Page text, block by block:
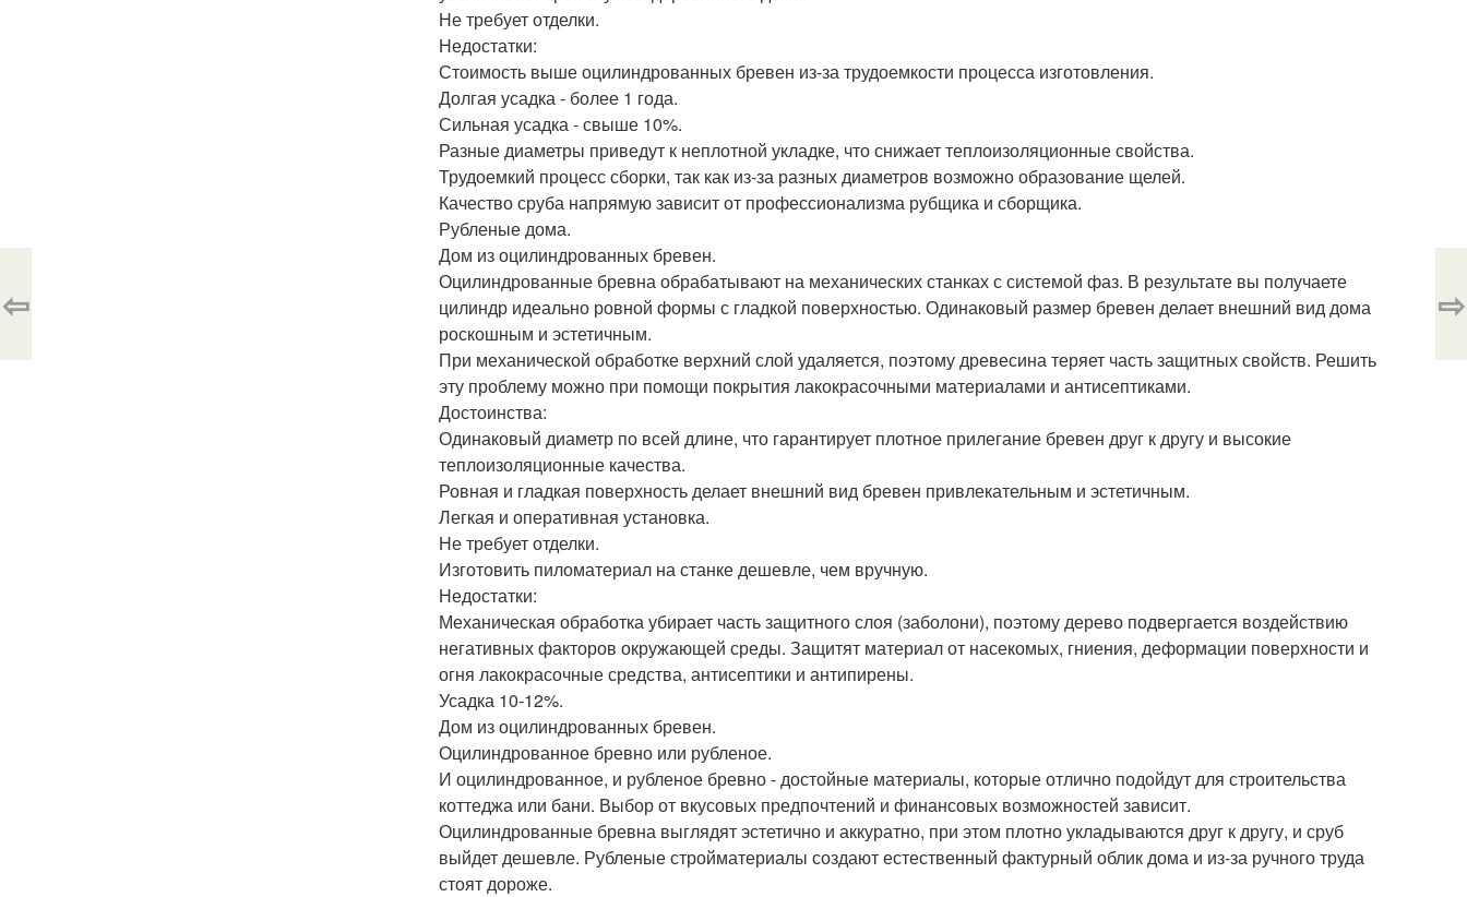
Не требует отделки.
Недостатки:
Стоимость выше оцилиндрованных бревен из-за трудоемкости процесса изготовления.
Долгая усадка - более 1 года.
Сильная усадка - свыше 10%.
Разные диаметры приведут к неплотной укладке, что снижает теплоизоляционные свойства.
Трудоемкий процесс сборки, так как из-за разных диаметров возможно образование щелей.
Качество сруба напрямую зависит от профессионализма рубщика и сборщика.
Рубленые дома.
Дом из оцилиндрованных бревен.
Оцилиндрованные бревна обрабатывают на механических станках с системой фаз. В результате вы получаете
цилиндр идеально ровной формы с гладкой поверхностью. Одинаковый размер бревен делает внешний вид дома
роскошным и эстетичным.
При механической обработке верхний слой удаляется, поэтому древесина теряет часть защитных свойств. Решить
эту проблему можно при помощи покрытия лакокрасочными материалами и антисептиками.
Достоинства:
Одинаковый диаметр по всей длине, что гарантирует плотное прилегание бревен друг к другу и высокие
теплоизоляционные качества.
Ровная и гладкая поверхность делает внешний вид бревен привлекательным и эстетичным.
Легкая и оперативная установка.
Не требует отделки.
Изготовить пиломатериал на станке дешевле, чем вручную.
Недостатки:
Механическая обработка убирает часть защитного слоя (заболони), поэтому дерево подвергается воздействию
негативных факторов окружающей среды. Защитят материал от насекомых, гниения, деформации поверхности и
огня лакокрасочные средства, антисептики и антипирены.
Усадка 10-12%.
Дом из оцилиндрованных бревен.
Оцилиндрованное бревно или рубленое.
И оцилиндрованное, и рубленое бревно - достойные материалы, которые отлично подойдут для строительства
коттеджа или бани. Выбор от вкусовых предпочтений и финансовых возможностей зависит.
Оцилиндрованные бревна выглядят эстетично и аккуратно, при этом плотно укладываются друг к другу, и сруб
выйдет дешевле. Рубленые стройматериалы создают естественный фактурный облик дома и из-за ручного труда
стоят дороже.
⇦ ⇨